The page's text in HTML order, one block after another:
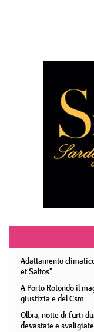
Adattamento
et Saltos”
A Porto Rotondo il
giustizia e del Csm
Olbia, notte di furti
devastate e svaligiate